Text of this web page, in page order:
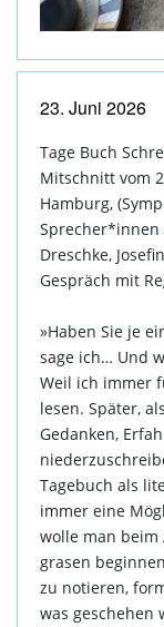
23. Juni 2026
Tage Buch
Mitschnitt vom
Hamburg,
Sprecher*innen
Dreschke,
Gespräch mit
»Haben Sie je
sage ich… Und
Weil ich immer
lesen. Später,
Gedanken,
Tagebuch als
immer eine
wolle man beim
grasen
zu notieren,
was geschehen